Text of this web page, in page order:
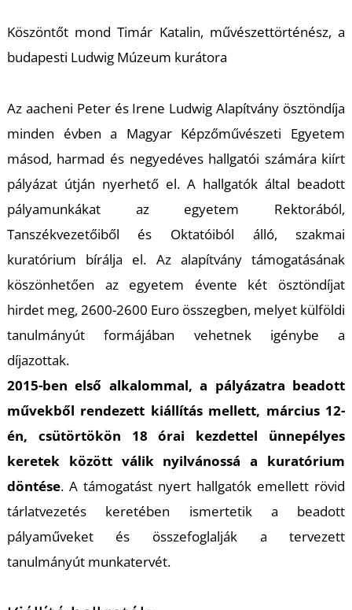
Köszöntőt mond Timár Katalin, művészettörténész, a
budapesti Ludwig Múzeum kurátora
Az aacheni Peter és Irene Ludwig Alapítvány ösztöndíja
minden évben a Magyar Képzőművészeti Egyetem
másod, harmad és negyedéves hallgatói számára kiírt
pályázat útján nyerhető el. A hallgatók által beadott
pályamunkákat az egyetem Rektorából,
Tanszékvezetőiből és Oktatóiból álló, szakmai
kuratórium bírálja el. Az alapítvány támogatásának
köszönhetően az egyetem évente két ösztöndíjat
hirdet meg, 2600-2600 Euro összegben, melyet külföldi
tanulmányút formájában vehetnek igénybe a
díjazottak.
2015-ben első alkalommal, a pályázatra beadott
művekből rendezett kiállítás mellett, március 12-
én, csütörtökön 18 órai kezdettel ünnepélyes
keretek között válik nyilvánossá a kuratórium
döntése. A támogatást nyert hallgatók emellett rövid
tárlatvezetés keretében ismertetik a beadott
pályaműveket és összefoglalják a tervezett
tanulmányút munkatervét.